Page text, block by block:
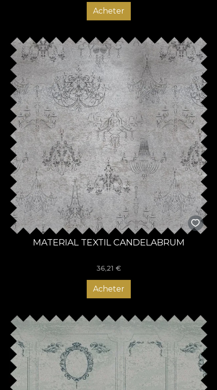
Acheter
MATERIAL TEXTIL CANDELABRUM
36,21 €
Acheter